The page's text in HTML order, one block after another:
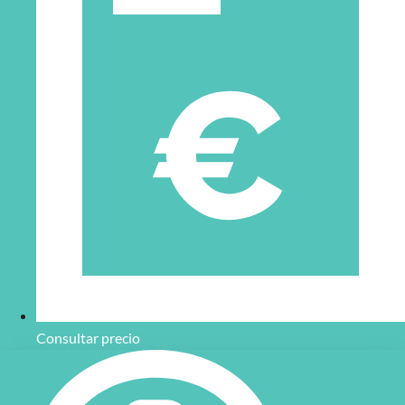
Aplicaciones de los sensores de visión en la
automatización industrial
Los sensores de visión deKeyencese utilizan para optimizar
procesos industriales que requieren inspección visual
automatizada. Entre sus aplicaciones más comunes se
Garantía de calidad en procesos de manufactura.
Confía en Bitmakers para tus soluciones de
automatización
Consultar precio